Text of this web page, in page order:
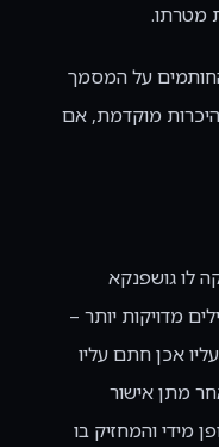
מטרתו.
על המסמך
מוקדמת, אם
לו גושפנקא
מדויקות יותר –
אכן חתם עליו
מתן אישור
מידי והמחזיק בו